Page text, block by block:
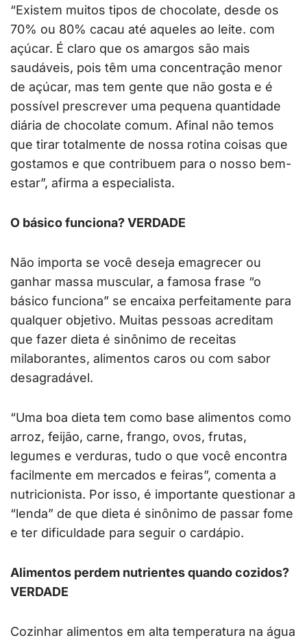
“Existem muitos tipos de chocolate, desde os
70% ou 80% cacau até aqueles ao leite. com
açúcar. É claro que os amargos são mais
saudáveis, pois têm uma concentração menor
de açúcar, mas tem gente que não gosta e é
possível prescrever uma pequena quantidade
diária de chocolate comum. Afinal não temos
que tirar totalmente de nossa rotina coisas que
gostamos e que contribuem para o nosso bem-
estar”, afirma a especialista.
O básico funciona? VERDADE
Não importa se você deseja emagrecer ou
ganhar massa muscular, a famosa frase “o
básico funciona” se encaixa perfeitamente para
qualquer objetivo. Muitas pessoas acreditam
que fazer dieta é sinônimo de receitas
milaborantes, alimentos caros ou com sabor
desagradável.
“Uma boa dieta tem como base alimentos como
arroz, feijão, carne, frango, ovos, frutas,
legumes e verduras, tudo o que você encontra
facilmente em mercados e feiras”, comenta a
nutricionista. Por isso, é importante questionar a
“lenda” de que dieta é sinônimo de passar fome
e ter dificuldade para seguir o cardápio.
Alimentos perdem nutrientes quando cozidos?
VERDADE
Cozinhar alimentos em alta temperatura na água